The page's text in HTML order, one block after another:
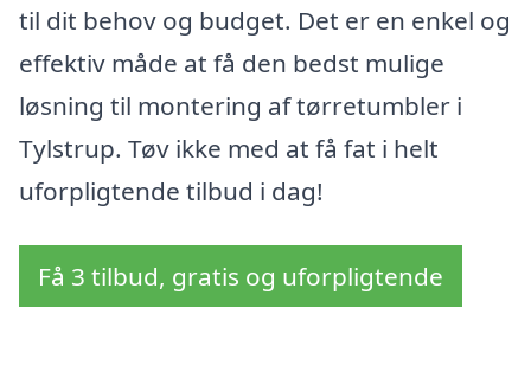
til dit behov og budget. Det er en enkel og
effektiv måde at få den bedst mulige
løsning til montering af tørretumbler i
Tylstrup. Tøv ikke med at få fat i helt
uforpligtende tilbud i dag!
Få 3 tilbud, gratis og uforpligtende